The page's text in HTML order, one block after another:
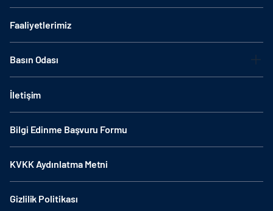
Faaliyetlerimiz
Basın Odası
İletişim
Bilgi Edinme Başvuru Formu
KVKK Aydınlatma Metni
Gizlilik Politikası